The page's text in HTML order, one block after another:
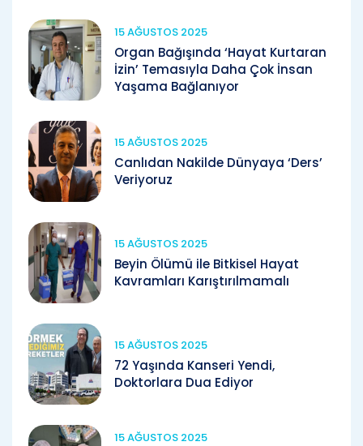
15 AĞUSTOS 2025
Organ Bağışında ‘Hayat Kurtaran
İzin’ Temasıyla Daha Çok İnsan
Yaşama Bağlanıyor
15 AĞUSTOS 2025
Canlıdan Nakilde Dünyaya ‘Ders’
Veriyoruz
15 AĞUSTOS 2025
Beyin Ölümü ile Bitkisel Hayat
Kavramları Karıştırılmamalı
15 AĞUSTOS 2025
72 Yaşında Kanseri Yendi,
Doktorlara Dua Ediyor
15 AĞUSTOS 2025